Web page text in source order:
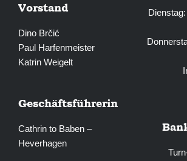
Vorstand
Dino Brčić
Paul Harfenmeister
Katrin Weigelt
Geschäftsführerin
Cathrin to Baben –
Heverhagen